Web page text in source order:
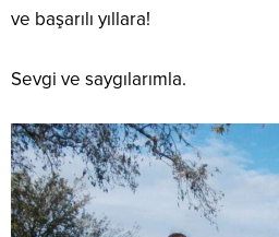
ve başarılı yıllara!
Sevgi ve saygılarımla.